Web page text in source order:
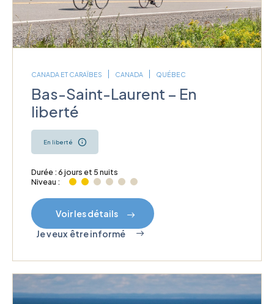
CANADA ET CARAÏBES CANADA QUÉBEC
Bas-Saint-Laurent – En
liberté
En liberté
Durée : 6 jours et 5 nuits
Niveau :
Voir les détails
Je veux être informé